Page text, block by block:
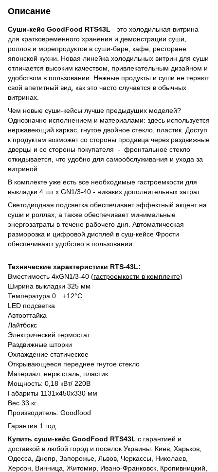
Описание
Суши-кейс GoodFood RTS43L - это холодильная витрина
для кратковременного хранения и демонстрации суши,
роллов и морепродуктов в суши-баре, кафе, ресторане
японской кухни. Новая линейка холодильных витрин для суши
отличается высоким качеством, привлекательным дизайном и
удобством в пользовании. Нежные продукты и суши не теряют
свой апетитный вид, как это часто случается в обычных
витринах.
Чем новые суши-кейсы лучше предыдущих моделей?
Однозначно исполнением и материалами: здесь используется
нержавеющий каркас, гнутое двойное стекло, пластик. Доступ
к продуктам возможет со стороны продавца через раздвижные
дверцы и со стороны покупателя - фронтальное стекло
откидывается, что удобно для самообслуживания и ухода за
витриной.
В комплекте уже есть все необходимые гастроемкости для
выкладки 4 шт х GN1/3-40 - никаких дополнительных затрат.
Светодиодная подсветка обеспечивает эффектный акцент на
суши и роллах, а также обеспечивает минимальные
энергозатраты в течене рабочего дня. Автоматическая
разморозка и цифровой дисплей в суш-кейсе Фрости
обеспечивают удобство в пользовании.
Технические характеристики RTS-43L:
Вместимость 4хGN1/3-40 (гастроемкости в комплекте)
Ширина выкладки 325 мм
Температура 0…+12°C
LED подсветка
Автооттайка
Лайтбокс
Электрический термостат
Раздвижные шторки
Охлаждение статическое
Открывающееся переднее гнутое стекло
Материал: нерж.сталь, пластик
Мощность: 0,18 кВт/ 220В
Габариты 1131х450х330 мм
Вес 33 кг
Производитель: Goodfood
Гарантия 1 год.
Купить суши-кейс GoodFood RTS43L с гарантией и
доставкой в любой город и поселок Украины: Киев, Харьков,
Одесса, Днепр, Запорожье, Львов, Черкассы, Николаев,
Херсон, Винница, Житомир, Ивано-Франковск, Кропивницкий,